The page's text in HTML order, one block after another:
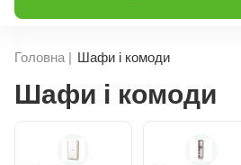
Головна | Шафи і комоди
Шафи і комоди